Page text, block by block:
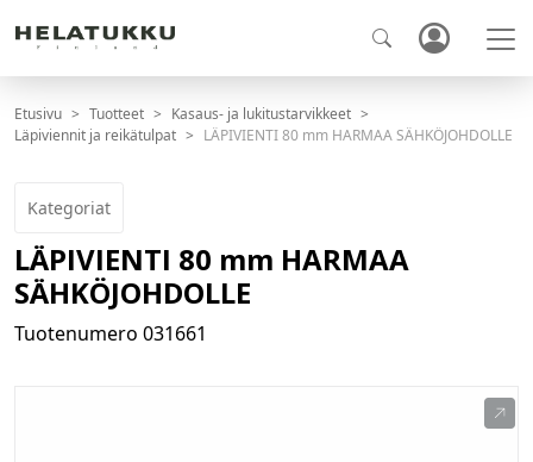
Etusivu Tuotteet
Kasaus- ja lukitustarvikkeet
Läpiviennit ja reikätulpat
LÄPIVIENTI 80 mm HARMAA SÄHKÖJOHDOLLE
Kategoriat
LÄPIVIENTI 80 mm HARMAA
SÄHKÖJOHDOLLE
Tuotenumero 031661